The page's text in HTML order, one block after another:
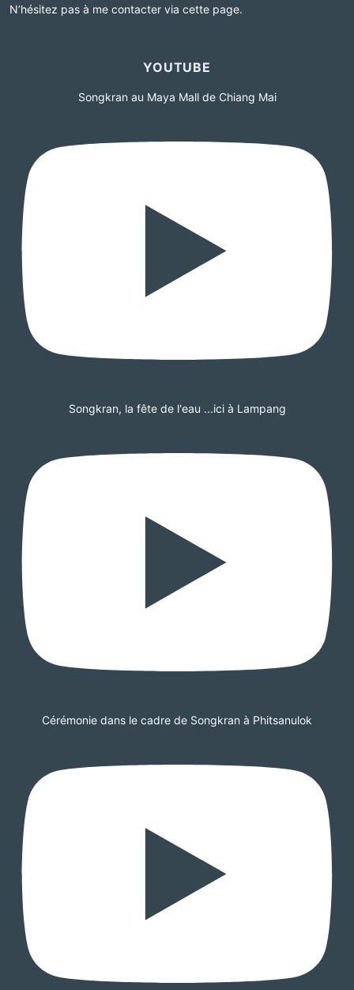
N’hésitez pas à me contacter via cette page.
YOUTUBE
Songkran au Maya Mall de Chiang Mai
Songkran, la fête de l'eau ...ici à Lampang
Cérémonie dans le cadre de Songkran à Phitsanulok